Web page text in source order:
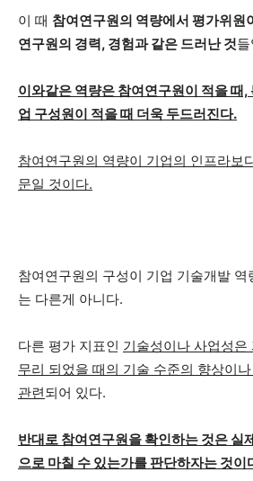
이 때 참여연구원의 역량에서 평가위원
연구원의 경력, 경험과 같은 드러난 것
이와같은 역량은 참여연구원이 적을 때,
업 구성원이 적을 때 더욱 두드러진다.
참여연구원의 역량이 기업의 인프라보
문일 것이다.
참여연구원의 구성이 기업 기술개발
는 다른게 아니다.
다른 평가 지표인 기술성이나 사업성
무리 되었을 때의 기술 수준의 향상이
관련되어 있다.
반대로 참여연구원을 확인하는 것은 실
으로 마칠 수 있는가를 판단하자는 것이